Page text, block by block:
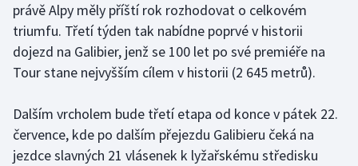
Moderní pětiboj
Motorsport
Parasport
právě Alpy měly příští rok rozhodovat o celkovém
triumfu. Třetí týden tak nabídne poprvé v historii
dojezd na Galibier, jenž se 100 let po své premiéře na
Tour stane nejvyšším cílem v historii (2 645 metrů).
Dalším vrcholem bude třetí etapa od konce v pátek 22.
července, kde po dalším přejezdu Galibieru čeká na
jezdce slavných 21 vlásenek k lyžařskému středisku